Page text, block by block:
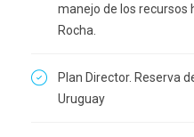
manejo de los recursos
Rocha.
Plan Director. Reserva
Uruguay